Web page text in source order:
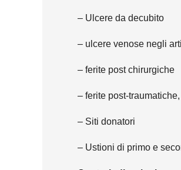
– Ulcere da decubito
– ulcere venose negli
– ferite post chirurgiche
– ferite post-
– Siti donatori
– Ustioni di primo e